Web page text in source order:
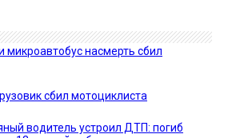
микроавтобус насмерть сбил
сбил мотоциклиста
водитель устроил ДТП: погиб